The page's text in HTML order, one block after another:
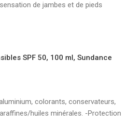
de jambes et de pieds
SPF 50, 100 ml, Sundance
colorants, conservateurs,
huiles minérales. -Protection